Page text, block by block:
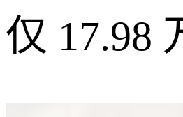
仅 17.98